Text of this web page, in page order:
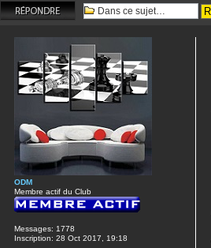
Répondre
ODM
Membre actif du Club
Messages: 1778
Inscription: 28 Oct 2017, 19:18